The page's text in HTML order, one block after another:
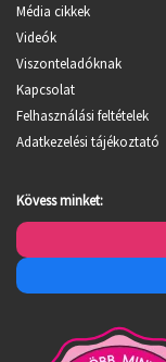
Média cikkek
Videók
Viszonteladóknak
Kapcsolat
Felhasználási feltételek
Adatkezelési tájékoztató
Kövess minket: